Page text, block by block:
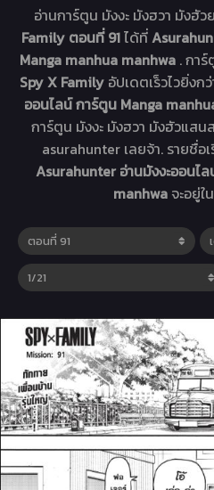
อ่านการ์ตูน มังงะ มังฮวา มังฮั
Family ตอนที่ 91ได้ที่
Manga manhua manhwa . กา
Spy X Family อัปเดตเร็วไวยิ่งก
ออนไลน์ การ์ตูน Manga
การ์ตูน มังงะ มังฮวา มังฮัวแส
asurahunter เลยจ้า. รายชื่
Asurahunter อ่านมังงะออนไ
manhwa จะอยู่ใ